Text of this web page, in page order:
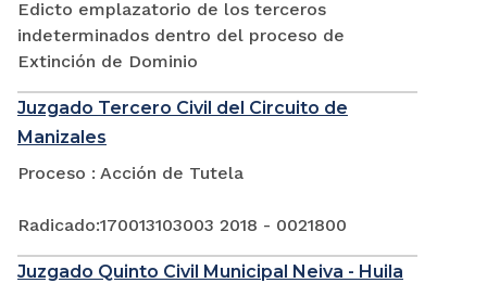
Edicto emplazatorio de los terceros
indeterminados dentro del proceso de
Extinción de Dominio
Juzgado Tercero Civil del Circuito de
Manizales
Proceso : Acción de Tutela
Radicado:170013103003 2018 - 0021800
Juzgado Quinto Civil Municipal Neiva - Huila